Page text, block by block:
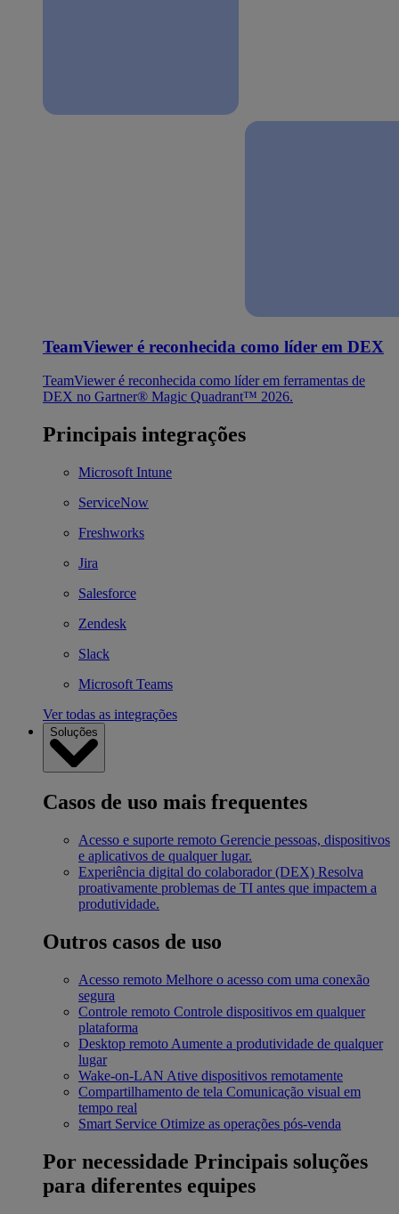
TeamViewer é reconhecida como líder em DEX
TeamViewer é reconhecida como líder em ferramentas de
DEX no Gartner® Magic Quadrant™ 2026.
Principais integrações
Microsoft Intune
ServiceNow
Freshworks
Jira
Salesforce
Zendesk
Slack
Microsoft Teams
Ver todas as integrações
Soluções
Casos de uso mais frequentes
Acesso e suporte remoto Gerencie pessoas, dispositivos
e aplicativos de qualquer lugar.
Experiência digital do colaborador (DEX) Resolva
proativamente problemas de TI antes que impactem a
produtividade.
Outros casos de uso
Acesso remoto Melhore o acesso com uma conexão
segura
Controle remoto Controle dispositivos em qualquer
plataforma
Desktop remoto Aumente a produtividade de qualquer
lugar
Wake-on-LAN Ative dispositivos remotamente
Compartilhamento de tela Comunicação visual em
tempo real
Smart Service Otimize as operações pós-venda
Por necessidade Principais soluções
para diferentes equipes